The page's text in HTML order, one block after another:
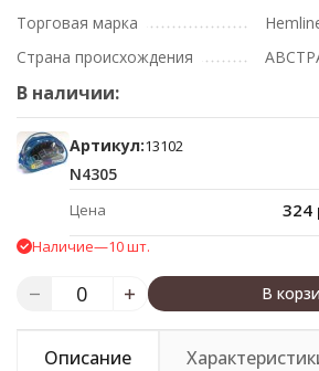
Торговая марка
Страна происхождения
В наличии:
Артикул:13102
N4305
Цена 324
Наличие—10 шт.
В
Описание